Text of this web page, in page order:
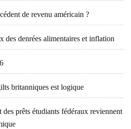
de revenu américain ?
des denrées alimentaires et inflation
britanniques est logique
des prêts étudiants fédéraux reviennent